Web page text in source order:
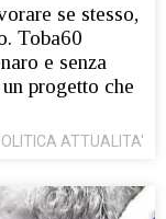
se stesso,
Toba60
e senza
progetto che
ATTUALITA'